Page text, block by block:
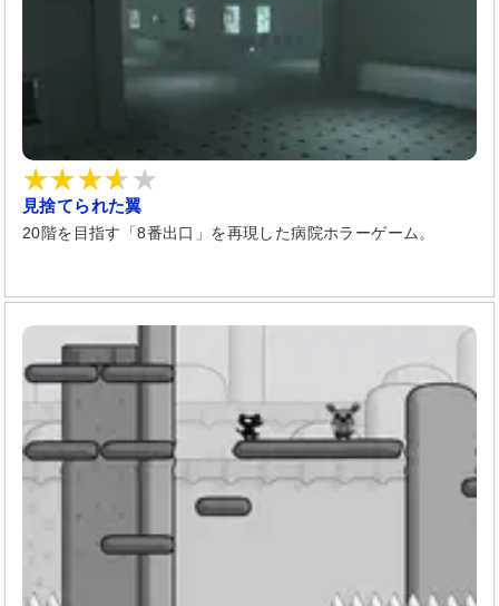
見捨てられた翼
20階を目指す「8番出口」を再現した病院ホラーゲーム。